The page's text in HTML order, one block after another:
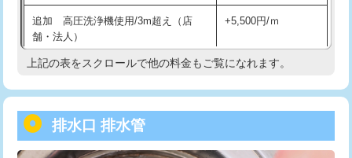
給水管工事※（土の掘削・埋め戻し作
業)
11,000円
給水管工事※（塩ビ管（VP・HI）使
用/3ｍまで)
用（追加）/3ｍ超え)
給水管工事※（ライニング鋼管・銅
44,000円
追加 高圧洗浄機使用/3m超え（店
舗・法人）
+5,500円/ｍ
高度高圧洗浄換 現地調査
トーラー機使用/3mまで
上記の表をスクロールで他の料金もご覧になれます。
排水口 排水管